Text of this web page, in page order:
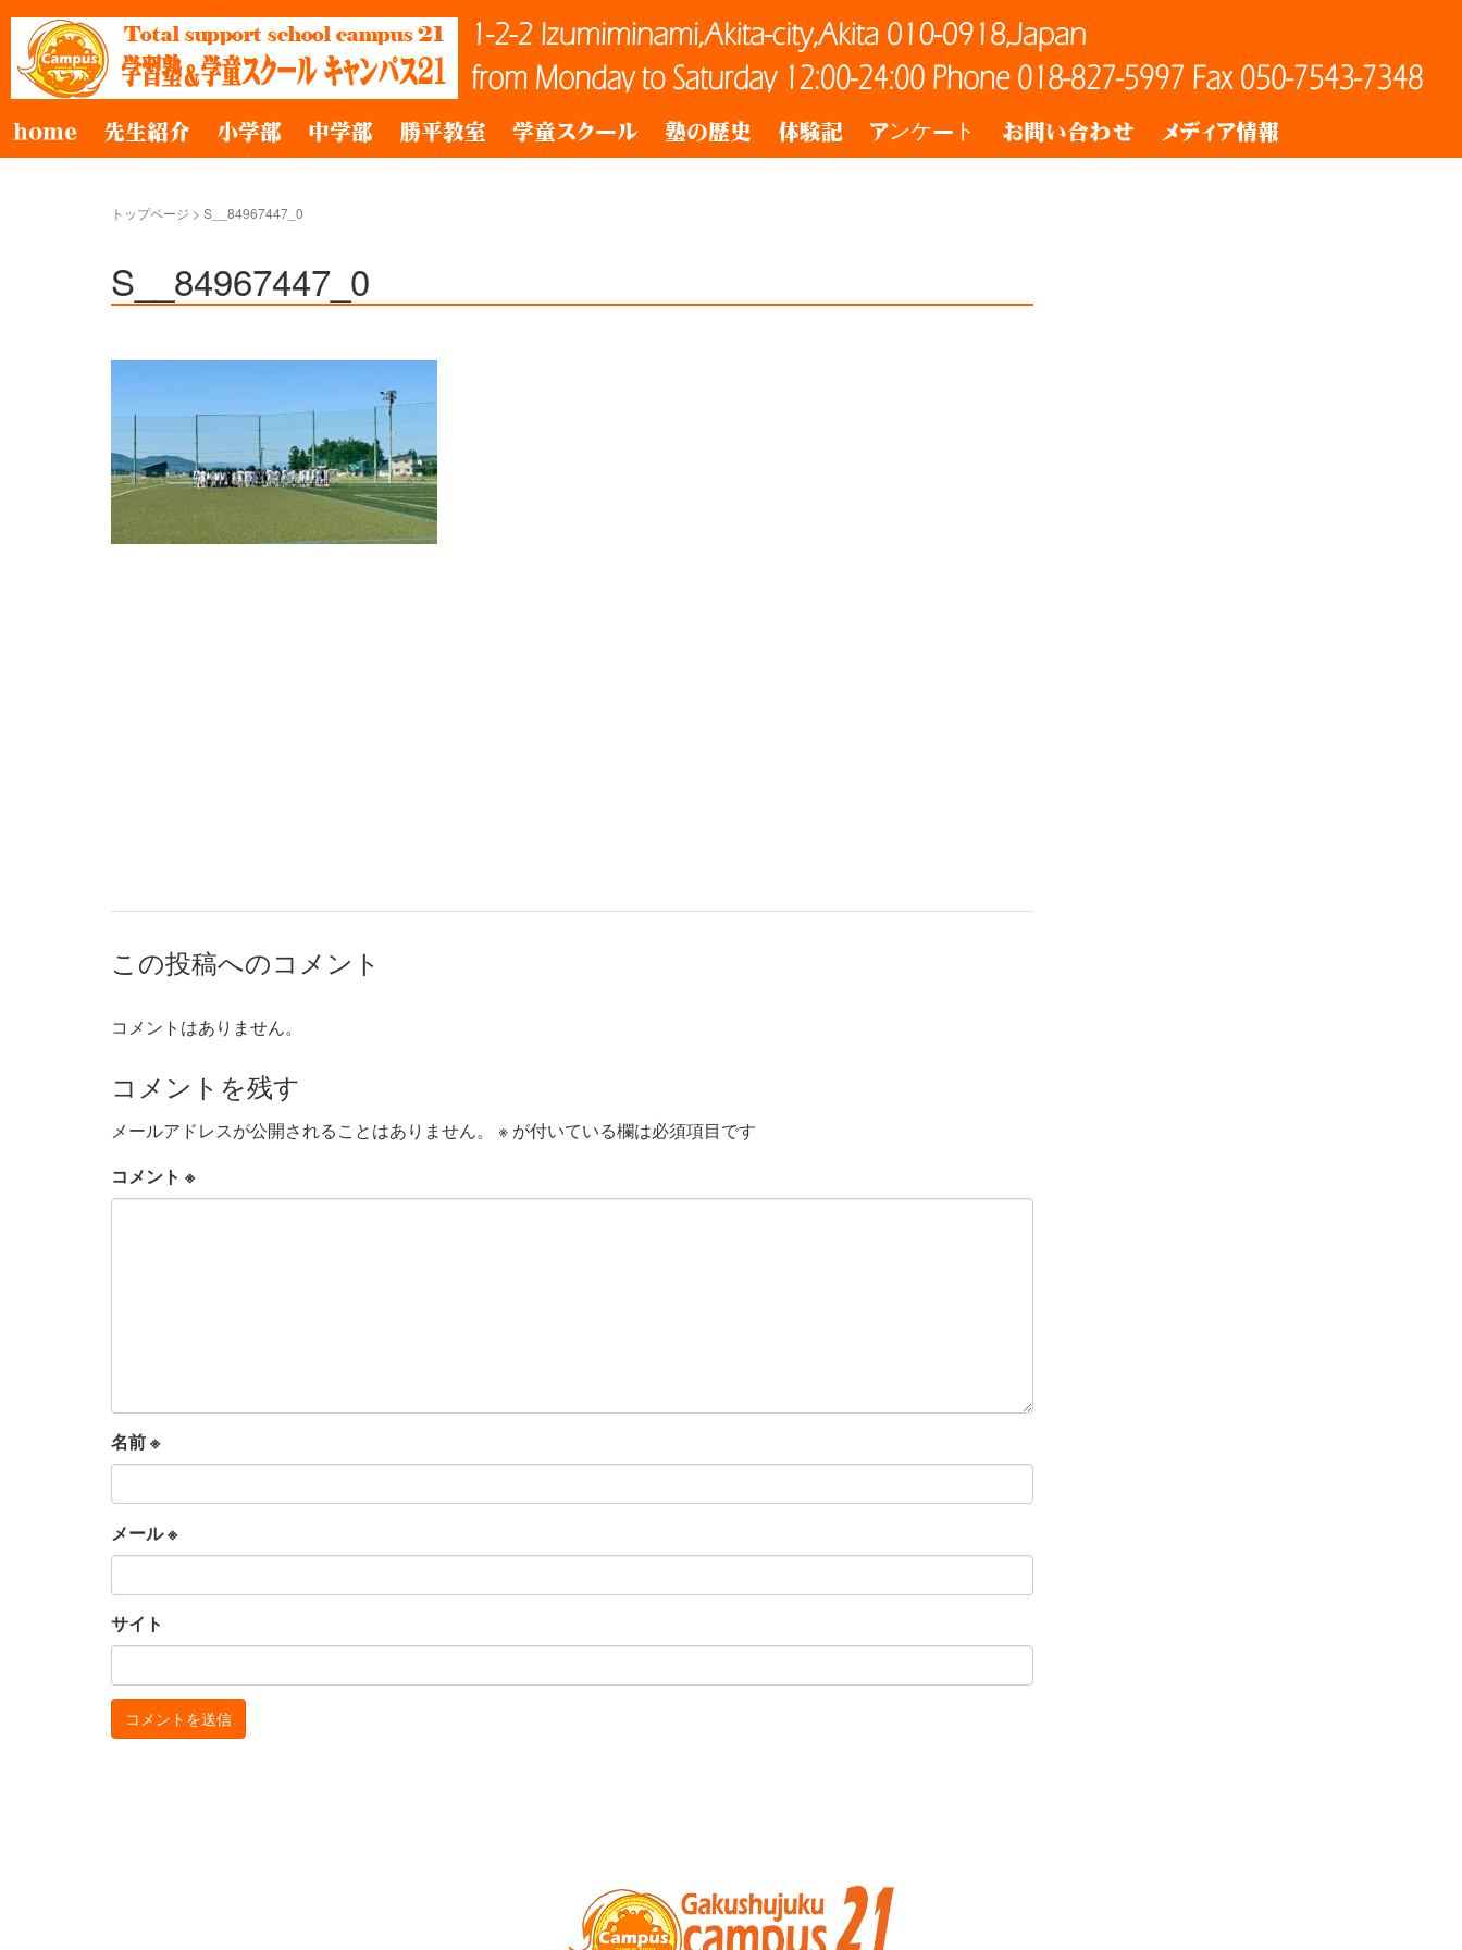
home 先生紹介 小学部 中学部 勝平教室 学童スクール 塾の歴史 体験記 アンケート お問い合わせ メディア情報
トップページ > S__84967447_0
S__84967447_0
この投稿へのコメント
コメントはありません。
コメントを残す
メールアドレスが公開されることはありません。 ※ が付いている欄は必須項目です
コメント ※
名前※
メール※
サイト